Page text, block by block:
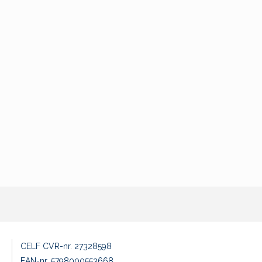
CELF CVR-nr. 27328598